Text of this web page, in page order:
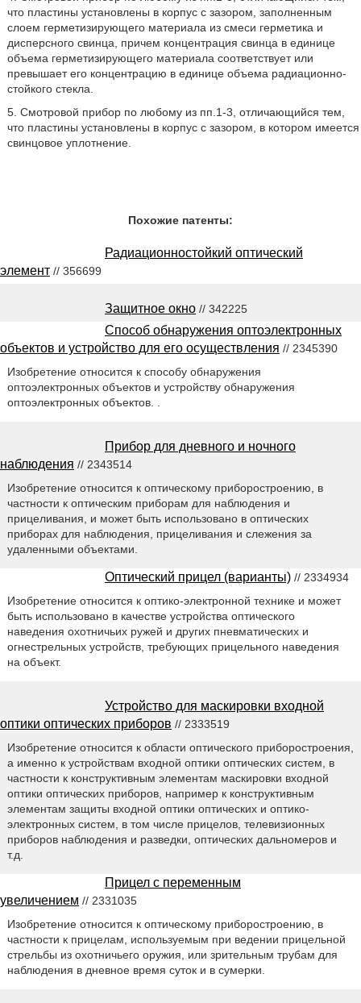
что пластины установлены в корпус с зазором, заполненным
слоем герметизирующего материала из смеси герметика и
дисперсного свинца, причем концентрация свинца в единице
объема герметизирующего материала соответствует или
превышает его концентрацию в единице объема радиационно-
стойкого стекла.
5. Смотровой прибор по любому из пп.1-3, отличающийся тем,
что пластины установлены в корпус с зазором, в котором имеется
свинцовое уплотнение.
Похожие патенты:
Радиационностойкий оптический
элемент // 356699
Защитное окно // 342225
Способ обнаружения оптоэлектронных
объектов и устройство для его осуществления // 2345390
Изобретение относится к способу обнаружения
оптоэлектронных объектов и устройству обнаружения
оптоэлектронных объектов. .
Прибор для дневного и ночного
наблюдения // 2343514
Изобретение относится к оптическому приборостроению, в
частности к оптическим приборам для наблюдения и
прицеливания, и может быть использовано в оптических
приборах для наблюдения, прицеливания и слежения за
удаленными объектами.
Оптический прицел (варианты) // 2334934
Изобретение относится к оптико-электронной технике и может
быть использовано в качестве устройства оптического
наведения охотничьих ружей и других пневматических и
огнестрельных устройств, требующих прицельного наведения
на объект.
Устройство для маскировки входной
оптики оптических приборов // 2333519
Изобретение относится к области оптического приборостроения,
а именно к устройствам входной оптики оптических систем, в
частности к конструктивным элементам маскировки входной
оптики оптических приборов, например к конструктивным
элементам защиты входной оптики оптических и оптико-
электронных систем, в том числе прицелов, телевизионных
приборов наблюдения и разведки, оптических дальномеров и
т.д.
Прицел с переменным
увеличением // 2331035
Изобретение относится к оптическому приборостроению, в
частности к прицелам, используемым при ведении прицельной
стрельбы из охотничьего оружия, или зрительным трубам для
наблюдения в дневное время суток и в сумерки.